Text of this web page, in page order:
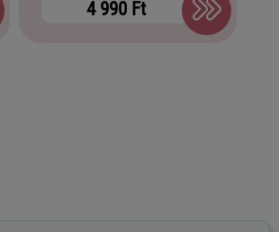
4 990 Ft